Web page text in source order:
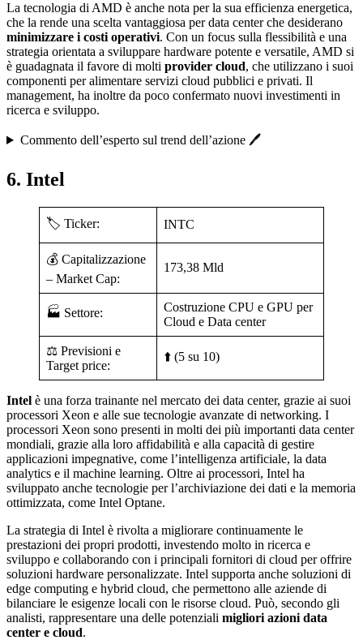
La tecnologia di AMD è anche nota per la sua efficienza energetica,
che la rende una scelta vantaggiosa per data center che desiderano
minimizzare i costi operativi. Con un focus sulla flessibilità e una
strategia orientata a sviluppare hardware potente e versatile, AMD si
è guadagnata il favore di molti provider cloud, che utilizzano i suoi
componenti per alimentare servizi cloud pubblici e privati. Il
management, ha inoltre da poco confermato nuovi investimenti in
ricerca e sviluppo.
Commento dell’esperto sul trend dell’azione 🖊️
6. Intel
🏷️ Ticker: INTC
💰 Capitalizzazione
– Market Cap:
173,38 Mld
🏭 Settore:
Costruzione CPU e GPU per
Cloud e Data center
⚖️ Previsioni e
Target price:
⬆️ (5 su 10)
Intel è una forza trainante nel mercato dei data center, grazie ai suoi
processori Xeon e alle sue tecnologie avanzate di networking. I
processori Xeon sono presenti in molti dei più importanti data center
mondiali, grazie alla loro affidabilità e alla capacità di gestire
applicazioni impegnative, come l’intelligenza artificiale, la data
analytics e il machine learning. Oltre ai processori, Intel ha
sviluppato anche tecnologie per l’archiviazione dei dati e la memoria
ottimizzata, come Intel Optane.
La strategia di Intel è rivolta a migliorare continuamente le
prestazioni dei propri prodotti, investendo molto in ricerca e
sviluppo e collaborando con i principali fornitori di cloud per offrire
soluzioni hardware personalizzate. Intel supporta anche soluzioni di
edge computing e hybrid cloud, che permettono alle aziende di
bilanciare le esigenze locali con le risorse cloud. Può, secondo gli
analisti, rappresentare una delle potenziali migliori azioni data
center e cloud.